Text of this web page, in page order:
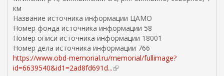
км
Название источника информации ЦАМО
Номер фонда источника информации 58
Номер описи источника информации 18001
Номер дела источника информации 766
https://www.obd-memorial.ru/memorial/fullimage?
id=6639540&id1=2ad8fd691d...(